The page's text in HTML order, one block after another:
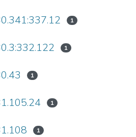
1
1
1
1
1